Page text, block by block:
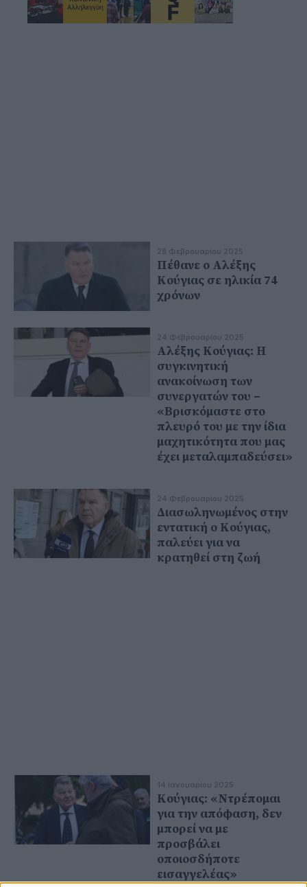
28 Φεβρουαρίου 2025
Πέθανε ο Αλέξης
Κούγιας σε ηλικία 74
χρόνων
24 Φεβρουαρίου 2025
Αλέξης Κούγιας: Η
συγκινητική
ανακοίνωση των
συνεργατών του –
«Βρισκόμαστε στο
πλευρό του με την ίδια
μαχητικότητα που μας
έχει μεταλαμπαδεύσει»
24 Φεβρουαρίου 2025
Διασωληνωμένος στην
εντατική ο Κούγιας,
παλεύει για να
κρατηθεί στη ζωή
14 Ιανουαρίου 2025
Κούγιας: «Ντρέπομαι
για την απόφαση, δεν
μπορεί να με
προσβάλει
οποιοσδήποτε
εισαγγελέας»